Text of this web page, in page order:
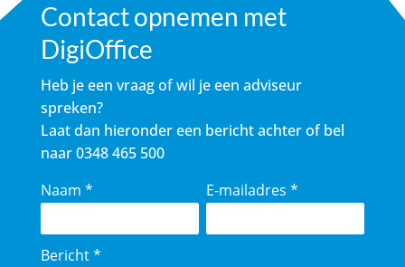
Contact opnemen met
DigiOffice
Heb je een vraag of wil je een adviseur
spreken?
Laat dan hieronder een bericht achter of bel
naar0348 465 500